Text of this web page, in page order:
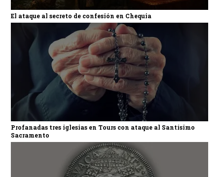
El ataque al secreto de confesión en Chequia
Profanadas tres iglesias en Tours con ataque al Santísimo
Sacramento